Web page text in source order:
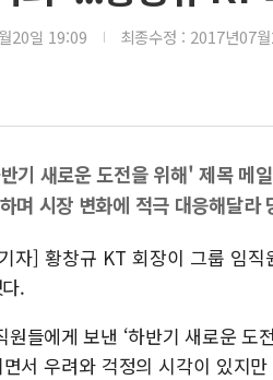
20일 19:09 최종수정 : 2017년07
기 새로운 도전을 위해' 제목 메
며 시장 변화에 적극 대응해달라
자] 황창규 KT 회장이 그룹 임
.
원들에게 보낸 ‘하반기 새로운 도
서 우려와 걱정의 시각이 있지